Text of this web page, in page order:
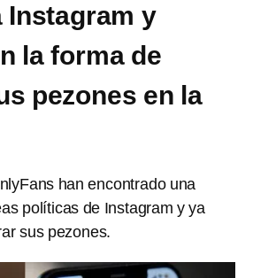
Instagram y
la forma de
pezones en la
han encontrado una
políticas de Instagram y ya
sus pezones.